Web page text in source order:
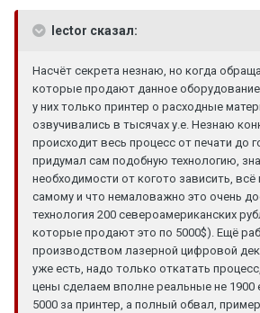
lector сказал:
Насчёт секрета незнаю, но когда
которые продают данное оборудование
у них только принтер о расходные
озвучивались в тысячах у.е. Незнаю
происходит весь процесс от печати до
придумал сам подобную технологию,
необходимости от когото зависить,
самому и что немаловажно это очень
технология 200 североамериканских
которые продают это по 5000$). Ещё
производством лазерной цифровой
уже есть, надо только откатать
цены сделаем вполне реальные не 1900
5000 за принтер, а полный обвал,